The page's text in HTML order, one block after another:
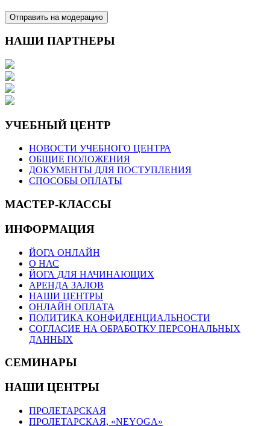
Отправить на модерацию
НАШИ ПАРТНЕРЫ
УЧЕБНЫЙ ЦЕНТР
НОВОСТИ УЧЕБНОГО ЦЕНТРА
ОБЩИЕ ПОЛОЖЕНИЯ
ДОКУМЕНТЫ ДЛЯ ПОСТУПЛЕНИЯ
СПОСОБЫ ОПЛАТЫ
МАСТЕР-КЛАССЫ
ИНФОРМАЦИЯ
ЙОГА ОНЛАЙН
О НАС
ЙОГА ДЛЯ НАЧИНАЮЩИХ
АРЕНДА ЗАЛОВ
НАШИ ЦЕНТРЫ
ОНЛАЙН ОПЛАТА
ПОЛИТИКА КОНФИДЕНЦИАЛЬНОСТИ
СОГЛАСИЕ НА ОБРАБОТКУ ПЕРСОНАЛЬНЫХ
ДАННЫХ
СЕМИНАРЫ
НАШИ ЦЕНТРЫ
ПРОЛЕТАРСКАЯ
ПРОЛЕТАРСКАЯ, «NEYOGA»